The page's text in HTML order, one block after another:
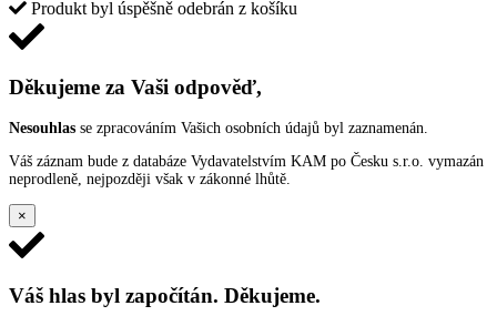
Produkt byl úspěšně odebrán z košíku
Děkujeme za Vaši odpověď,
Nesouhlas se zpracováním Vašich osobních údajů byl zaznamenán.
Váš záznam bude z databáze Vydavatelstvím KAM po Česku s.r.o. vymazán
neprodleně, nejpozději však v zákonné lhůtě.
×
Váš hlas byl započítán. Děkujeme.